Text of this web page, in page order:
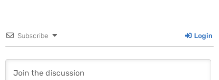
Subscribe Login